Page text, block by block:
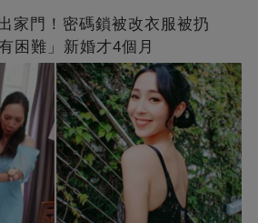
家門！密碼鎖被改衣服被扔
困難」新婚才4個月